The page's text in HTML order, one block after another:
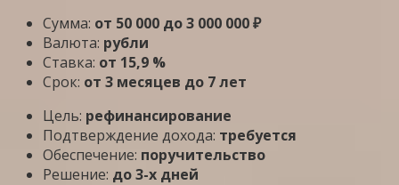
Сумма: от 50 000 до 3 000 000 ₽
Валюта: рубли
Ставка: от 15,9 %
Срок: от 3 месяцев до 7 лет
Цель: рефинансирование
Подтверждение дохода: требуется
Обеспечение: поручительство
Решение: до 3-х дней